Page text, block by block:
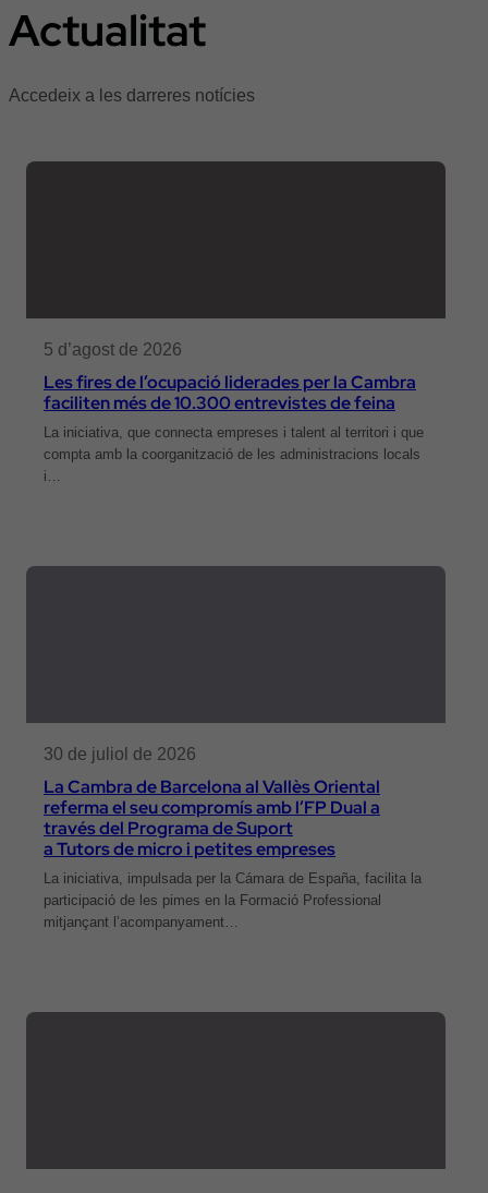
Actualitat
Accedeix a les darreres notícies
5 d’agost de 2026
Les fires de l’ocupació liderades per la Cambra
faciliten més de 10.300 entrevistes de feina
La iniciativa, que connecta empreses i talent al territori i que
compta amb la coorganització de les administracions locals
i…
30 de juliol de 2026
La Cambra de Barcelona al Vallès Oriental
referma el seu compromís amb l’FP Dual a
través del Programa de Suport
a Tutors de micro i petites empreses
La iniciativa, impulsada per la Cámara de España, facilita la
participació de les pimes en la Formació Professional
mitjançant l’acompanyament…